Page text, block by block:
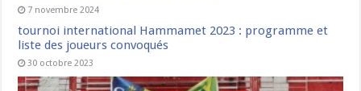
7 novembre 2024
tournoi international Hammamet 2023 : programme et
liste des joueurs convoqués
30 octobre 2023